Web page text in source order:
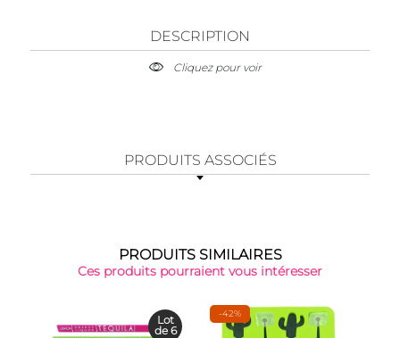
DESCRIPTION
Cliquez pour voir
PRODUITS ASSOCIÉS
PRODUITS SIMILAIRES
Ces produits pourraient vous intéresser
Lot
de 6
-42%